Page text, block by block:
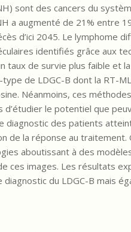
sont des cancers du
a augmenté de 21%
d’ici 2045. Le lymphome
identifiés grâce aux
taux de survie plus faible et
de LDGC-B dont la RT-
Néanmoins, ces
le potentiel que
diagnostic des patients
de la réponse au traitement.
aboutissant à des
ces images. Les résultats
du LDGC-B mais